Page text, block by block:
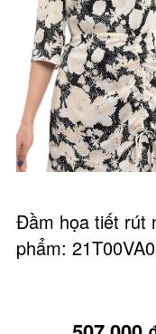
Đầm họa tiết rút
phẩm: